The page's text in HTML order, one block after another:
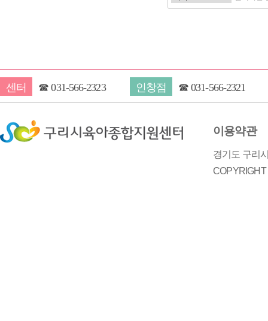
센터 ☎031-566-2323 인창점 ☎031-566-2321
이용약관
경기도 구리